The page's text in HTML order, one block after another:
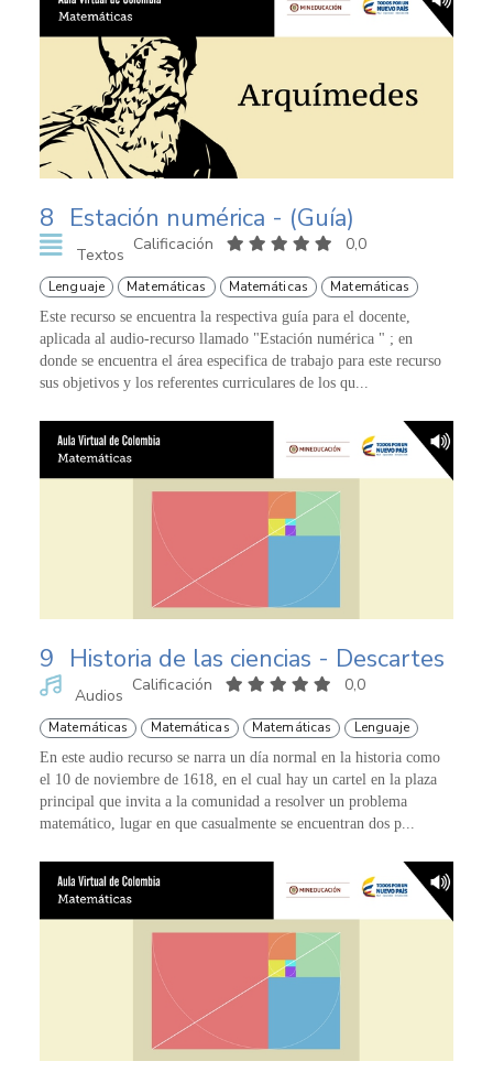
8 Estación numérica - (Guía)
Textos
Calificación 0,0
Lenguaje Matemáticas Matemáticas Matemáticas
Este recurso se encuentra la respectiva guía para el docente,
aplicada al audio-recurso llamado "Estación numérica " ; en
donde se encuentra el área especifica de trabajo para este recurso
sus objetivos y los referentes curriculares de los qu...
9 Historia de las ciencias - Descartes
Audios
Calificación 0,0
Matemáticas Matemáticas Matemáticas Lenguaje
En este audio recurso se narra un día normal en la historia como
el 10 de noviembre de 1618, en el cual hay un cartel en la plaza
principal que invita a la comunidad a resolver un problema
matemático, lugar en que casualmente se encuentran dos p...